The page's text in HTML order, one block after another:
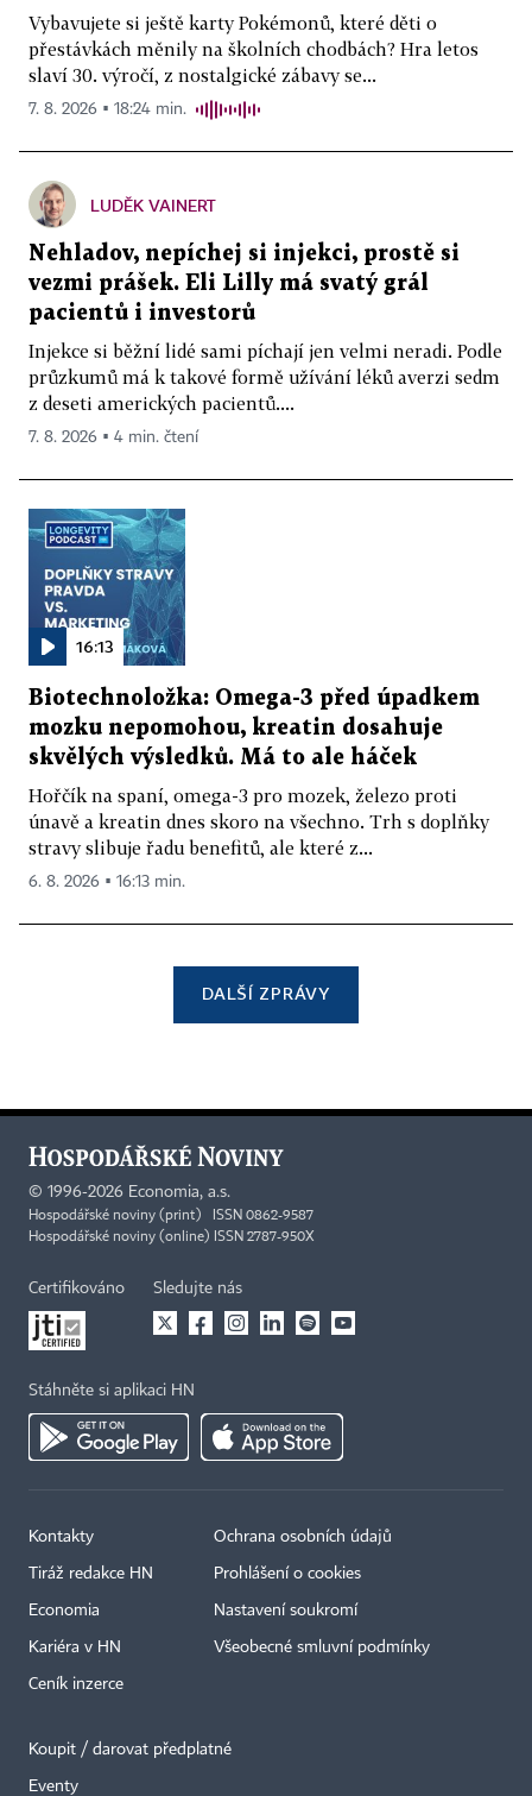
Vybavujete si ještě karty Pokémonů, které děti o
přestávkách měnily na školních chodbách? Hra letos
slaví 30. výročí, z nostalgické zábavy se...
7. 8. 2026 ▪ 18:24 min.
LUDĚK VAINERT
Nehladov, nepíchej si injekci, prostě si
vezmi prášek. Eli Lilly má svatý grál
pacientů i investorů
Injekce si běžní lidé sami píchají jen velmi neradi. Podle
průzkumů má k takové formě užívání léků averzi sedm
z deseti amerických pacientů....
7. 8. 2026 ▪ 4 min. čtení
16:13
Biotechnoložka: Omega-3 před úpadkem
mozku nepomohou, kreatin dosahuje
skvělých výsledků. Má to ale háček
Hořčík na spaní, omega-3 pro mozek, železo proti
únavě a kreatin dnes skoro na všechno. Trh s doplňky
stravy slibuje řadu benefitů, ale které z...
6. 8. 2026 ▪ 16:13 min.
DALŠÍ ZPRÁVY
© 1996-2026 Economia, a.s.
Hospodářské noviny (print) ISSN 0862-9587
Hospodářské noviny (online) ISSN 2787-950X
Certifikováno Sledujte nás
Stáhněte si aplikaci HN
Kontakty
Tiráž redakce HN
Economia
Kariéra v HN
Ceník inzerce
Ochrana osobních údajů
Prohlášení o cookies
Nastavení soukromí
Všeobecné smluvní podmínky
Koupit / darovat předplatné
Eventy